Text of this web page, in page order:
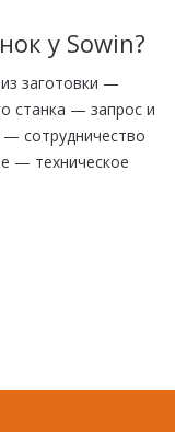
у Sowin?
заготовки —
станка — запрос и
сотрудничество
— техническое